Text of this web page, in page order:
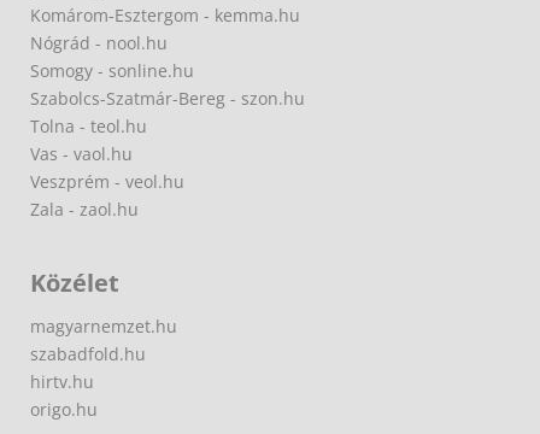
Komárom-Esztergom - kemma.hu
Nógrád - nool.hu
Somogy - sonline.hu
Szabolcs-Szatmár-Bereg - szon.hu
Tolna - teol.hu
Vas - vaol.hu
Veszprém - veol.hu
Zala - zaol.hu
Közélet
magyarnemzet.hu
szabadfold.hu
hirtv.hu
origo.hu